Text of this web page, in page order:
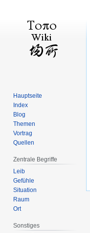
Hauptseite
Index
Blog
Themen
Vortrag
Quellen
Zentrale Begriffe
Leib
Gefühle
Situation
Raum
Ort
Sonstiges